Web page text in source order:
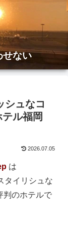
せない
シュなコ
ル福岡
2026.07.05
は
タイリシュな
判のホテルで